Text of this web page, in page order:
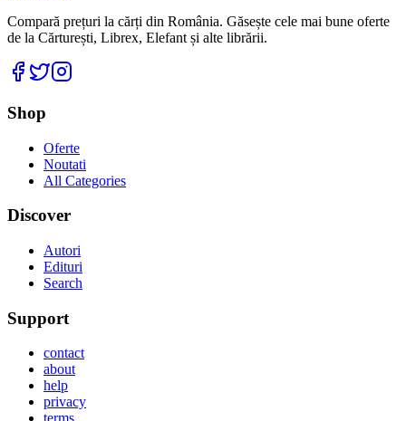
Compară prețuri la cărți din România. Găsește cele mai bune oferte
de la Cărturești, Librex, Elefant și alte librării.
Facebook
Twitter
Shop
Oferte
Noutati
All Categories
Discover
Autori
Edituri
Search
Support
contact
about
help
privacy